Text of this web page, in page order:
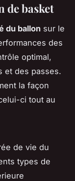
de basket
du ballon sur le
des
optimal,
et des passes.
la façon
ci tout au
de vie du
types de